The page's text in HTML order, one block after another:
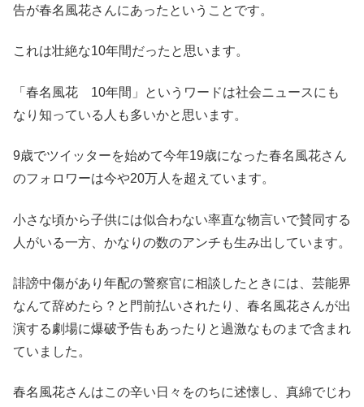
告が春名風花さんにあったということです。
これは壮絶な10年間だったと思います。
「春名風花 10年間」というワードは社会ニュースにも
なり知っている人も多いかと思います。
9歳でツイッターを始めて今年19歳になった春名風花さん
のフォロワーは今や20万人を超えています。
小さな頃から子供には似合わない率直な物言いで賛同する
人がいる一方、かなりの数のアンチも生み出しています。
誹謗中傷があり年配の警察官に相談したときには、芸能界
なんて辞めたら？と門前払いされたり、春名風花さんが出
演する劇場に爆破予告もあったりと過激なものまで含まれ
ていました。
春名風花さんはこの辛い日々をのちに述懐し、真綿でじわ